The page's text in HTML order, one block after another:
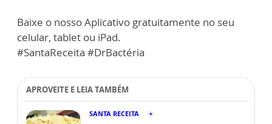
Baixe o nosso Aplicativo gratuitamente no seu
celular, tablet ou iPad.
#SantaReceita #DrBactéria
APROVEITE E LEIA TAMBÉM
SANTA RECEITA